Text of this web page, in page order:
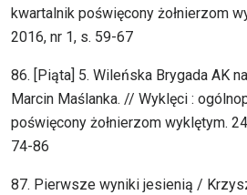
kwartalnik poświęcony żołnierzom
2016, nr 1, s. 59-67
86. [Piąta] 5. Wileńska Brygada AK
Marcin Maślanka. // Wyklęci :
poświęcony żołnierzom wyklętym.
74-86
87. Pierwsze wyniki jesienią /